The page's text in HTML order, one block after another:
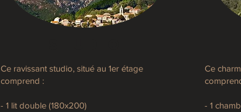
Ce ravissant studio, situé au 1er étage
comprend :
- 1 lit double (180x200)
Ce
- 1